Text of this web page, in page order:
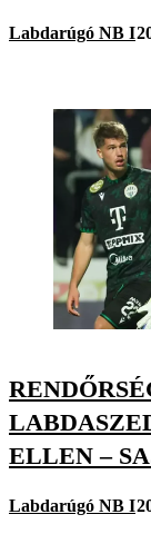
Labdarúgó NB I
ELLEN –
Labdarúgó NB I